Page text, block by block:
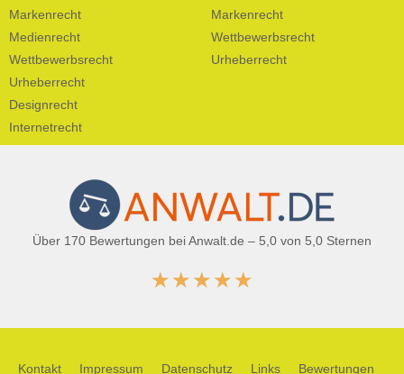
Markenrecht
Medienrecht
Wettbewerbsrecht
Urheberrecht
Designrecht
Internetrecht
Markenrecht
Wettbewerbsrecht
Urheberrecht
Über 170 Bewertungen bei Anwalt.de – 5,0 von 5,0 Sternen
★★★★★
Kontakt Impressum Datenschutz Links Bewertungen